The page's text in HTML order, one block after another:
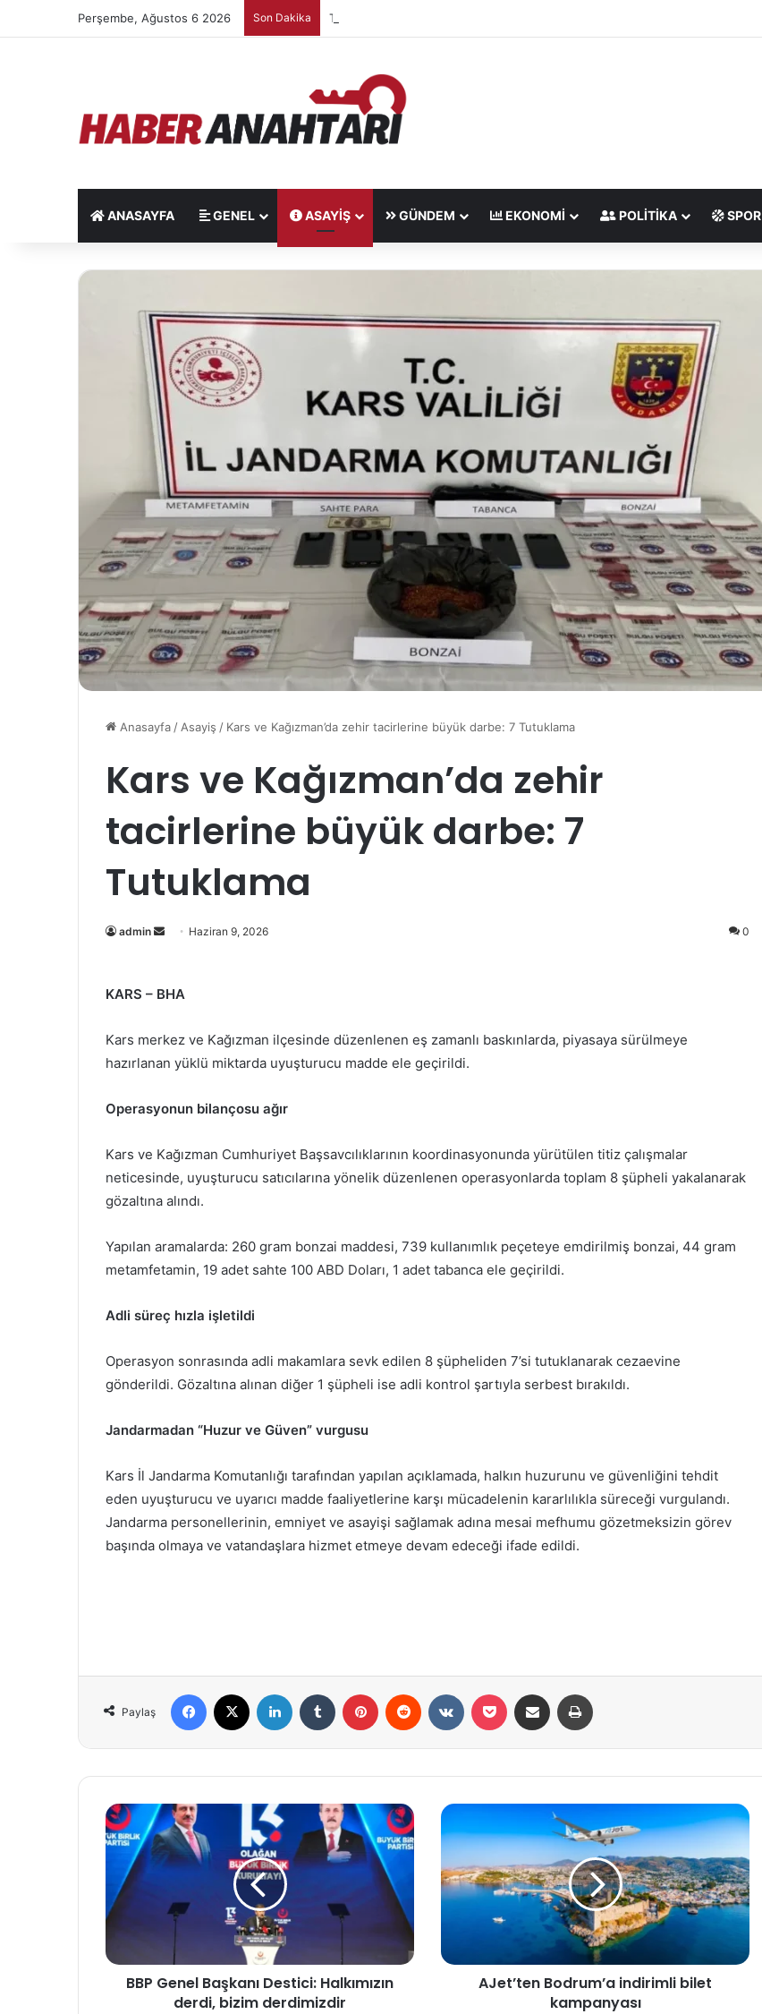
Perşembe, Ağustos 6 2026 Son Dakika TMO 2026/27 sezonu fındık alım fiyatlarını açıkladı
ANASAYFA GENEL ASAYIŞ GÜNDEM EKONOMI POLITIKA SPOR
Anasayfa / Asayiş / Kars ve Kağızman’da zehir tacirlerine büyük darbe: 7 Tutuklama
Kars ve Kağızman’da zehir
tacirlerine büyük darbe: 7
Tutuklama
admin
Bir
göndermek
Haziran 9, 2026 0
KARS – BHA
Kars merkez ve Kağızman ilçesinde düzenlenen eş zamanlı baskınlarda, piyasaya sürülmeye
hazırlanan yüklü miktarda uyuşturucu madde ele geçirildi.
Operasyonun bilançosu ağır
​Kars ve Kağızman Cumhuriyet Başsavcılıklarının koordinasyonunda yürütülen titiz çalışmalar
neticesinde, uyuşturucu satıcılarına yönelik düzenlenen operasyonlarda toplam 8 şüpheli yakalanarak
gözaltına alındı.
​Yapılan aramalarda: 260 gram bonzai maddesi, 739 kullanımlık peçeteye emdirilmiş bonzai, 44 gram
metamfetamin, 19 adet sahte 100 ABD Doları, 1 adet tabanca ele geçirildi.
​Adli süreç hızla işletildi
​Operasyon sonrasında adli makamlara sevk edilen 8 şüpheliden 7’si tutuklanarak cezaevine
gönderildi. Gözaltına alınan diğer 1 şüpheli ise adli kontrol şartıyla serbest bırakıldı.
​Jandarmadan “Huzur ve Güven” vurgusu
​Kars İl Jandarma Komutanlığı tarafından yapılan açıklamada, halkın huzurunu ve güvenliğini tehdit
eden uyuşturucu ve uyarıcı madde faaliyetlerine karşı mücadelenin kararlılıkla süreceği vurgulandı.
Jandarma personellerinin, emniyet ve asayişi sağlamak adına mesai mefhumu gözetmeksizin görev
başında olmaya ve vatandaşlara hizmet etmeye devam edeceği ifade edildi.
Paylaş
Facebook LinkedIn Tumblr Pinterest Reddit VKontaktePocket E-Posta ile paylaş
BBP
Genel
Başkanı
Destici:
Halkımızın
derdi,
bizim
BBP Genel Başkanı Destici: Halkımızın
derdi, bizim derdimizdir
AJet’ten
Bodrum’a
indirimli
bilet
kampanyası
AJet’ten Bodrum’a indirimli bilet
kampanyası